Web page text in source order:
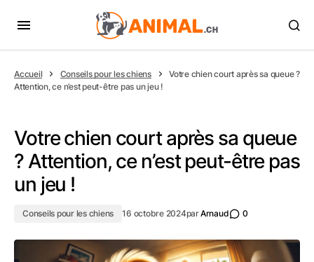
Accueil Conseils pour les chiens
Votre chien court après sa queue ?
Attention, ce n’est peut-être pas un jeu !
Votre chien court après sa queue
? Attention, ce n’est peut-être pas
un jeu !
Conseils pour les chiens 16 octobre 2024parArnaud 0